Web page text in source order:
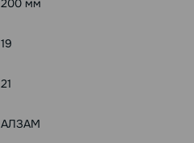
200 мм
19
21
АЛЗАМ